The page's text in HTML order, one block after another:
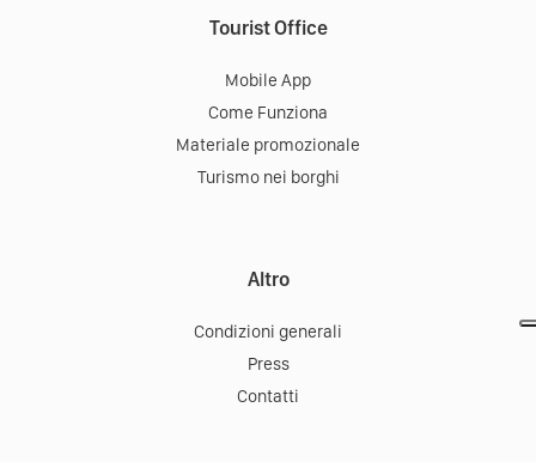
Tourist Office
Mobile App
Come Funziona
Materiale promozionale
Turismo nei borghi
Altro
Condizioni generali
Press
Contatti